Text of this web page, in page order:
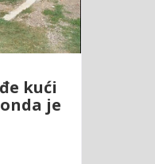
kući
je